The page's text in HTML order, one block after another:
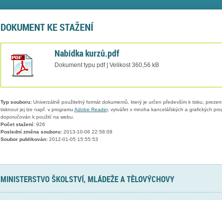
DOKUMENT KE STAŽENÍ
Nabídka kurzů.pdf
Dokument typu pdf | Velikost 360,56 kB
Typ souboru:Univerzálně použitelný formát dokumentů, který je určen především k tisku,
tisknout jej lze např. v programu Adobe Reader, vytvářet v mnoha kancelářských a grafických
doporučován k použití na webu.
Počet stažení:926
Poslední změna souboru:2013-10-06 22:58:08
Soubor publikován:2012-01-05 15:55:53
MINISTERSTVO ŠKOLSTVÍ, MLÁDEŽE A TĚLOVÝCHOVY